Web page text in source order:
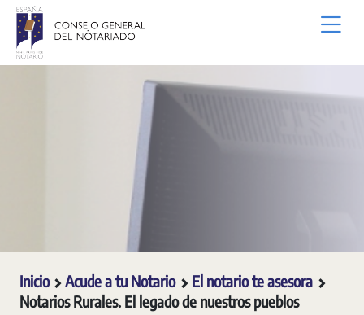
Saltar al contenido principal
Inicio Acude a tu Notario
El notario te asesora
Notarios Rurales. El legado de nuestros pueblos